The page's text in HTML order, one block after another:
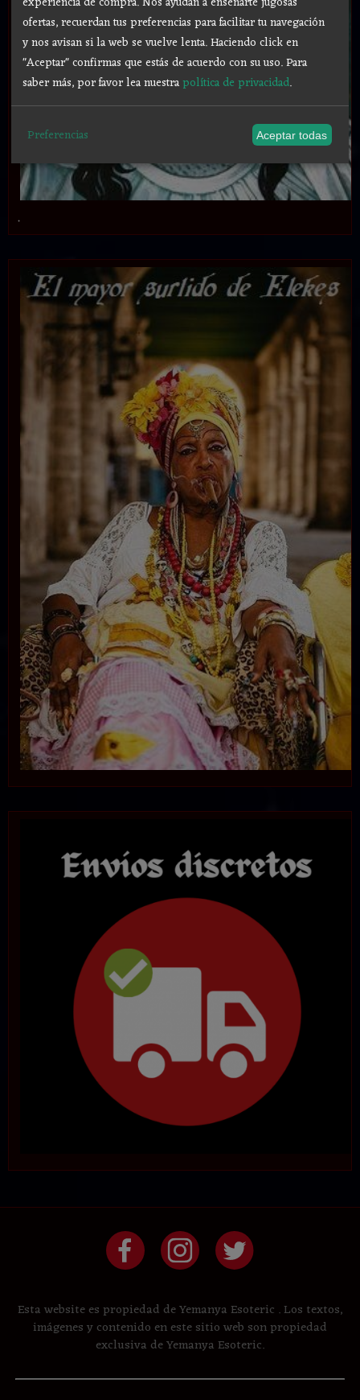
.
Esta website es propiedad de Yemanya Esoteric . Los textos,
imágenes y contenido en este sitio web son propiedad
exclusiva de Yemanya Esoteric.
ofertas, recuerdan tus preferencias para facilitar tu navegación
y nos avisan si la web se vuelve lenta. Haciendo click en
"Aceptar" confirmas que estás de acuerdo con su uso.Para
saber más, por favor lea nuestrapolítica de privacidad.
Preferencias Aceptar todas